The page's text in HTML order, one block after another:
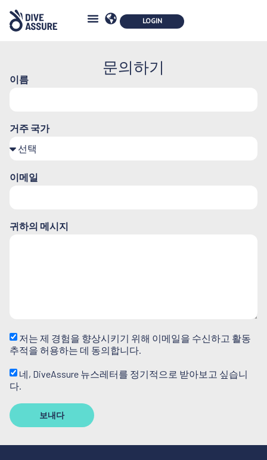
문의하기
이름
거주 국가
이메일
귀하의 메시지
저는 제 경험을 향상시키기 위해 이메일을 수신하고 활동
추적을 허용하는 데 동의합니다.
네, DiveAssure 뉴스레터를 정기적으로 받아보고 싶습니
다.
보내다